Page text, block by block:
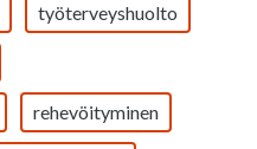
työterveyshuolto
rehevöityminen